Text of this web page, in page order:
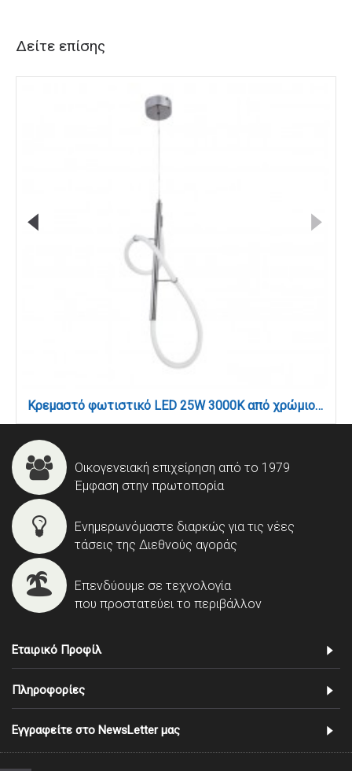
Δείτε επίσης
Κρεμαστό φωτιστικό LED 25W 3000K από χρώμιο μέταλλο και σωλήνα σιλικόνης D:65cm (6015-CH)
Οικογενειακή επιχείρηση από το 1979
Έμφαση στην πρωτοπορία
Ενημερωνόμαστε διαρκώς για τις νέες
τάσεις της Διεθνούς αγοράς
Επενδύουμε σε τεχνολογία
που προστατεύει το περιβάλλον
Εταιρικό Προφίλ
Πληροφορίες
Εγγραφείτε στο NewsLetter μας